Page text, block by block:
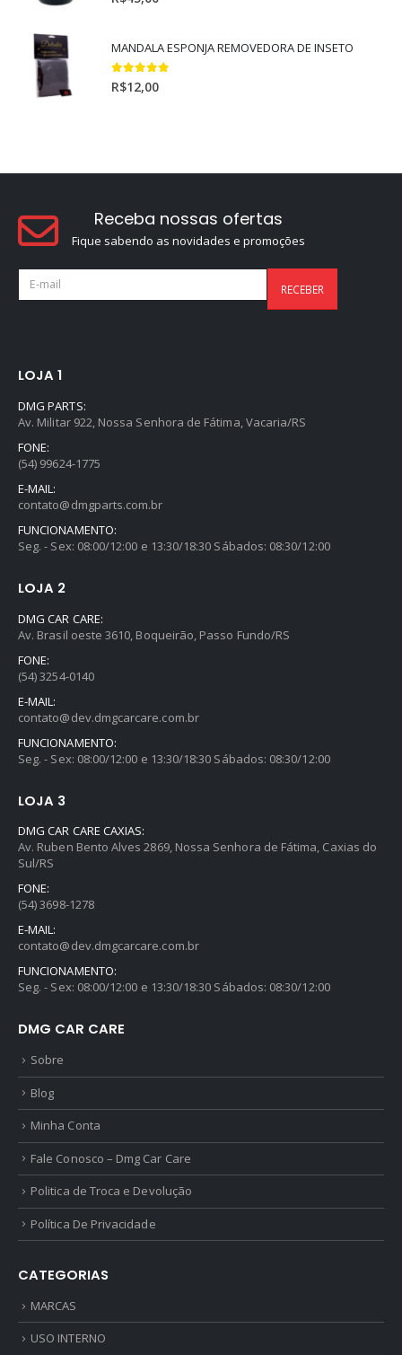
MANDALA ESPONJA REMOVEDORA DE INSETO
5.00out of 5
R$12,00
Receba nossas ofertas
Fique sabendo as novidades e promoções
LOJA 1
DMG PARTS:
Av. Militar 922, Nossa Senhora de Fátima, Vacaria/RS
FONE:
(54) 99624-1775
E-MAIL:
contato@dmgparts.com.br
FUNCIONAMENTO:
Seg. - Sex: 08:00/12:00 e 13:30/18:30 Sábados: 08:30/12:00
LOJA 2
DMG CAR CARE:
Av. Brasil oeste 3610, Boqueirão, Passo Fundo/RS
FONE:
(54) 3254-0140
E-MAIL:
contato@dev.dmgcarcare.com.br
FUNCIONAMENTO:
Seg. - Sex: 08:00/12:00 e 13:30/18:30 Sábados: 08:30/12:00
LOJA 3
DMG CAR CARE CAXIAS:
Av. Ruben Bento Alves 2869, Nossa Senhora de Fátima, Caxias do
Sul/RS
FONE:
(54) 3698-1278
E-MAIL:
contato@dev.dmgcarcare.com.br
FUNCIONAMENTO:
Seg. - Sex: 08:00/12:00 e 13:30/18:30 Sábados: 08:30/12:00
DMG CAR CARE
Sobre
Blog
Minha Conta
Fale Conosco – Dmg Car Care
Politica de Troca e Devolução
Política De Privacidade
CATEGORIAS
MARCAS
USO INTERNO